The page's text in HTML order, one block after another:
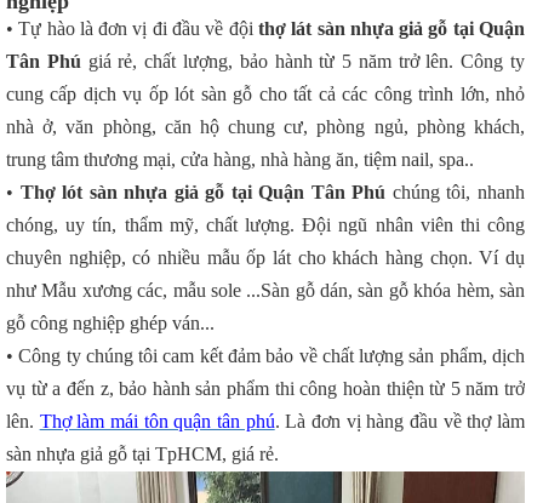
• Tự hào là đơn vị đi đầu về đội thợ lát sàn nhựa giả gỗ tại Quận
Tân Phú giá rẻ, chất lượng, bảo hành từ 5 năm trở lên. Công ty
cung cấp dịch vụ ốp lót sàn gỗ cho tất cả các công trình lớn, nhỏ
nhà ở, văn phòng, căn hộ chung cư, phòng ngủ, phòng khách,
trung tâm thương mại, cửa hàng, nhà hàng ăn, tiệm nail, spa..
• Thợ lót sàn nhựa giả gỗ tại Quận Tân Phú chúng tôi, nhanh
chóng, uy tín, thẩm mỹ, chất lượng. Đội ngũ nhân viên thi công
chuyên nghiệp, có nhiều mẫu ốp lát cho khách hàng chọn. Ví dụ
như Mẫu xương các, mẫu sole ...Sàn gỗ dán, sàn gỗ khóa hèm, sàn
gỗ công nghiệp ghép ván...
• Công ty chúng tôi cam kết đảm bảo về chất lượng sản phẩm, dịch
vụ từ a đến z, bảo hành sản phẩm thi công hoàn thiện từ 5 năm trở
lên. Thợ làm mái tôn quận tân phú. Là đơn vị hàng đầu về thợ làm
sàn nhựa giả gỗ tại TpHCM, giá rẻ.